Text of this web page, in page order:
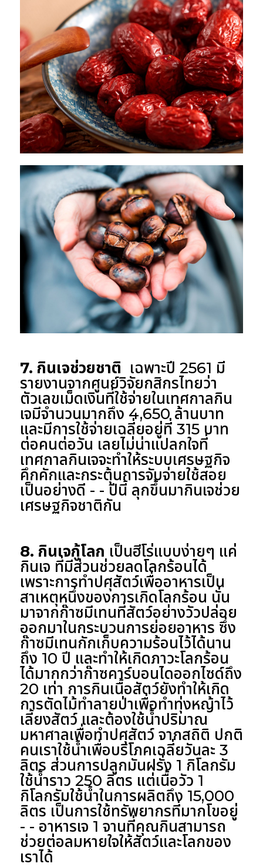
7. กินเจช่วยชาติ เฉพาะปี 2561 มี
รายงานจากศูนย์วิจัยกสิกรไทยว่า
ตัวเลขเม็ดเงินที่ใช้จ่ายในเทศกาลกิน
เจมีจำนวนมากถึง 4,650 ล้านบาท
และมีการใช้จ่ายเฉลี่ยอยู่ที่ 315 บาท
ต่อคนต่อวัน เลยไม่น่าแปลกใจที่
เทศกาลกินเจจะทำให้ระบบเศรษฐกิจ
คึกคักและกระตุ้นการจับจ่ายใช้สอย
เป็นอย่างดี - - ปีนี้ ลุกขึ้นมากินเจช่วย
เศรษฐกิจชาติกัน
8. กินเจกู้โลก เป็นฮีโร่แบบง่ายๆ แค่
กินเจ ที่มีส่วนช่วยลดโลกร้อนได้
เพราะการทำปศุสัตว์เพื่ออาหารเป็น
สาเหตุหนึ่งของการเกิดโลกร้อน นั่น
มาจากก๊าซมีเทนที่สัตว์อย่างวัวปล่อย
ออกมาในกระบวนการย่อยอาหาร ซึ่ง
ก๊าซมีเทนกักเก็บความร้อนไว้ได้นาน
ถึง 10 ปี และทำให้เกิดภาวะโลกร้อน
ได้มากกว่าก๊าซคาร์บอนไดออกไซด์ถึง
20 เท่า การกินเนื้อสัตว์ยังทำให้เกิด
การตัดไม้ทำลายป่าเพื่อทำทุ่งหญ้าไว้
เลี้ยงสัตว์ และต้องใช้น้ำปริมาณ
มหาศาลเพื่อทำปศุสัตว์ จากสถิติ ปกติ
คนเราใช้น้ำเพื่อบริโภคเฉลี่ยวันละ 3
ลิตร ส่วนการปลูกมันฝรั่ง 1 กิโลกรัม
ใช้น้ำราว 250 ลิตร แต่เนื้อวัว 1
กิโลกรัมใช้น้ำในการผลิตถึง 15,000
ลิตร เป็นการใช้ทรัพยากรที่มากโขอยู่
- - อาหารเจ 1 จานที่คุณกินสามารถ
ช่วยต่อลมหายใจให้สัตว์และโลกของ
เราได้